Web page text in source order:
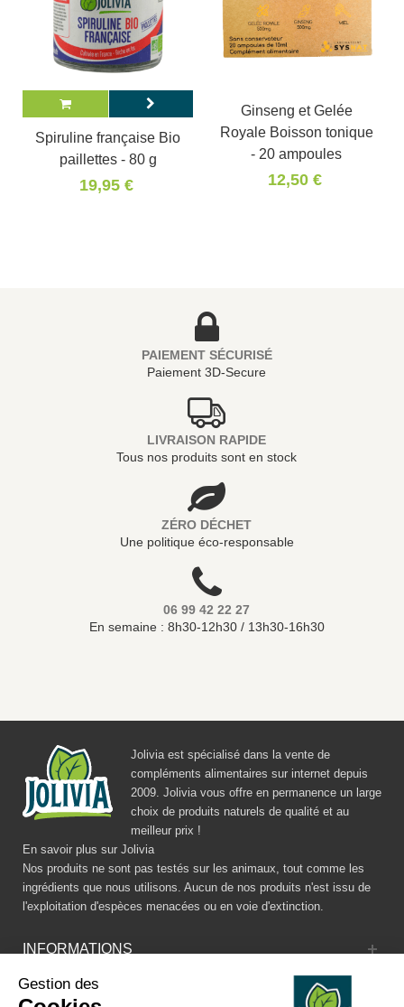
Spiruline française Bio
paillettes - 80 g
19,95 €
Ginseng et Gelée
Royale Boisson tonique
- 20 ampoules
12,50 €
PAIEMENT SÉCURISÉ
Paiement 3D-Secure
LIVRAISON RAPIDE
Tous nos produits sont en stock
ZÉRO DÉCHET
Une politique éco-responsable
06 99 42 22 27
En semaine : 8h30-12h30 / 13h30-16h30
Jolivia est spécialisé dans la vente de
compléments alimentaires sur internet depuis
2009. Jolivia vous offre en permanence un large
choix de produits naturels de qualité et au
meilleur prix !
En savoir plus sur Jolivia
Nos produits ne sont pas testés sur les animaux, tout comme les
ingrédients que nous utilisons. Aucun de nos produits n'est issu de
l'exploitation d'espèces menacées ou en voie d'extinction.
INFORMATIONS
CATALOGUE
Gestion des